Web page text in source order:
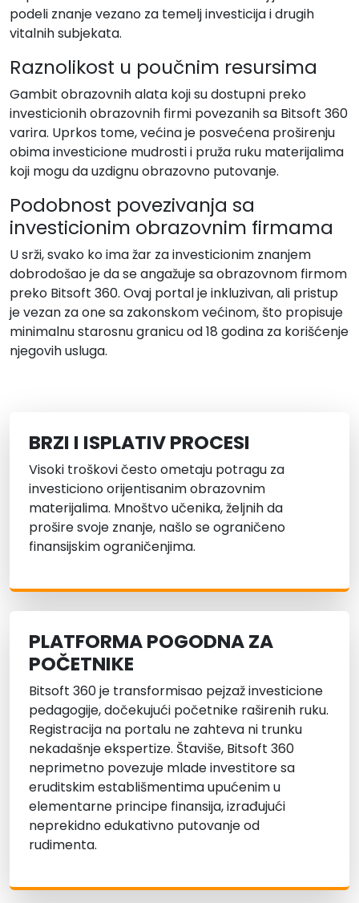
podeli znanje vezano za temelj investicija i drugih
vitalnih subjekata.
Raznolikost u poučnim resursima
Gambit obrazovnih alata koji su dostupni preko
investicionih obrazovnih firmi povezanih sa Bitsoft 360
varira. Uprkos tome, većina je posvećena proširenju
obima investicione mudrosti i pruža ruku materijalima
koji mogu da uzdignu obrazovno putovanje.
Podobnost povezivanja sa
investicionim obrazovnim firmama
U srži, svako ko ima žar za investicionim znanjem
dobrodošao je da se angažuje sa obrazovnom firmom
preko Bitsoft 360. Ovaj portal je inkluzivan, ali pristup
je vezan za one sa zakonskom većinom, što propisuje
minimalnu starosnu granicu od 18 godina za korišćenje
njegovih usluga.
BRZI I ISPLATIV PROCESI
Visoki troškovi često ometaju potragu za
investiciono orijentisanim obrazovnim
materijalima. Mnoštvo učenika, željnih da
prošire svoje znanje, našlo se ograničeno
finansijskim ograničenjima.
PLATFORMA POGODNA ZA
POČETNIKE
Bitsoft 360 je transformisao pejzaž investicione
pedagogije, dočekujući početnike raširenih ruku.
Registracija na portalu ne zahteva ni trunku
nekadašnje ekspertize. Štaviše, Bitsoft 360
neprimetno povezuje mlade investitore sa
eruditskim establišmentima upućenim u
elementarne principe finansija, izrađujući
neprekidno edukativno putovanje od
rudimenta.